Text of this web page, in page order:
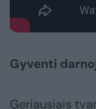
Gyventi
Geriausiais